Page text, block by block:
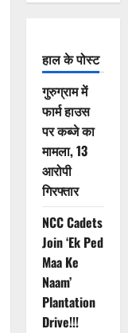
हाल के पोस्ट
गुरुग्राम में
फार्म हाउस
पर कब्जे का
मामला, 13
आरोपी
गिरफ्तार
NCC Cadets
Join ‘Ek Ped
Maa Ke
Naam’
Plantation
Drive!!!